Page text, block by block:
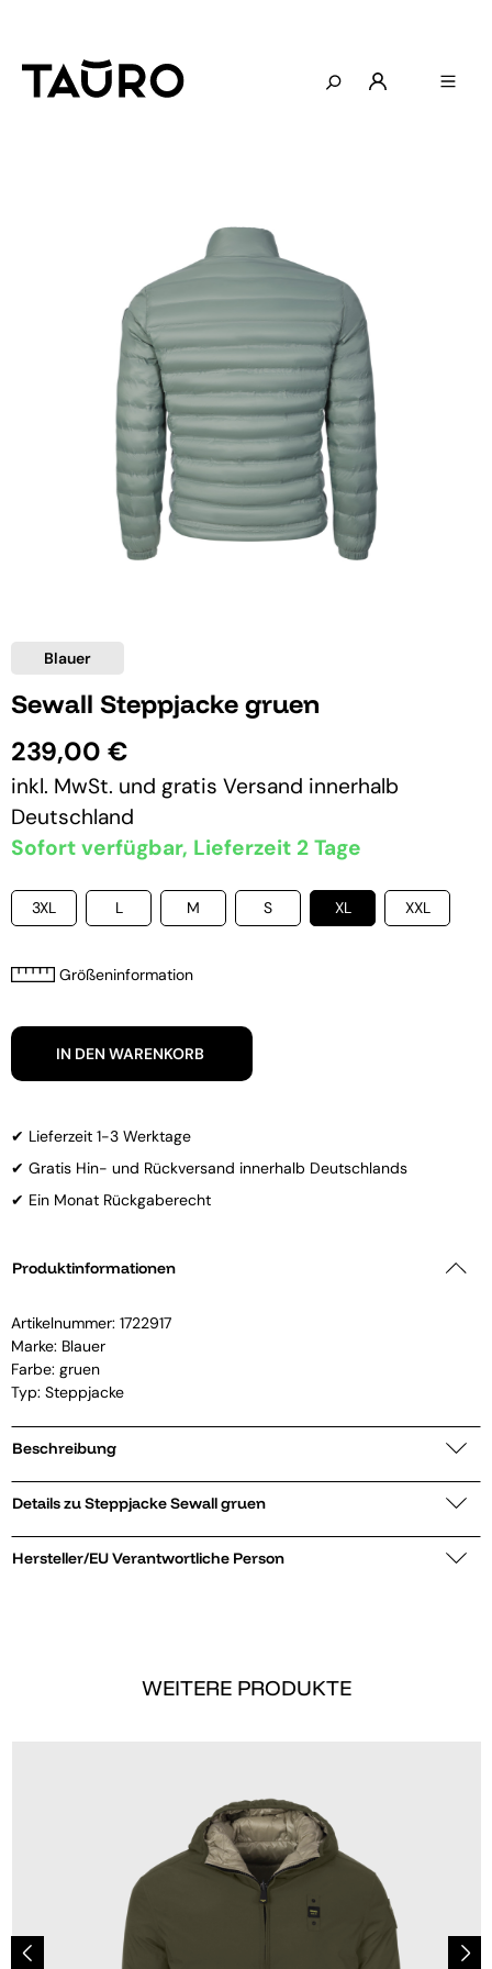
Blauer
Sewall Steppjacke gruen
239,00 €
inkl. MwSt. und gratis Versand innerhalb
Deutschland
Sofort verfügbar, Lieferzeit 2 Tage
3XL L M S XL XXL
Größeninformation
IN DEN WARENKORB
✔ Lieferzeit 1-3 Werktage
✔ Gratis Hin- und Rückversand innerhalb Deutschlands
✔ Ein Monat Rückgaberecht
Produktinformationen
Artikelnummer: 1722917
Marke: Blauer
Farbe: gruen
Typ: Steppjacke
Beschreibung
Details zu Steppjacke Sewall gruen
Hersteller/EU Verantwortliche Person
WEITERE PRODUKTE